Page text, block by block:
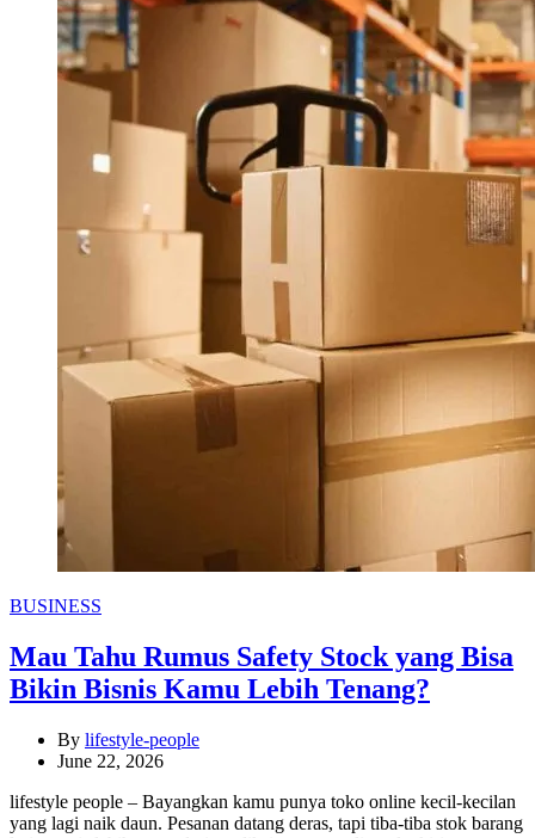
Categories
BUSINESS
Mau Tahu Rumus Safety Stock yang Bisa
Bikin Bisnis Kamu Lebih Tenang?
By lifestyle-people
June 22, 2026
lifestyle people – Bayangkan kamu punya toko online kecil-kecilan
yang lagi naik daun. Pesanan datang deras, tapi tiba-tiba stok barang